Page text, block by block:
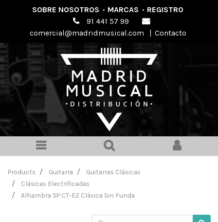
SOBRE NOSOTROS · MARCAS · REGISTRO
91 441 57 99
comercial@madridmusical.com
| Contacto
Products Guitarra
Guitarras Clásicas
Clásicas Electrificadas
Alhambra 5P CT-E2 Clásica Sin Funda